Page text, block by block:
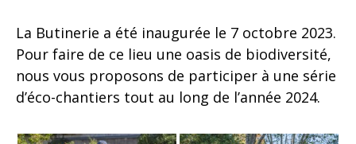
La Butinerie a été inaugurée le 7 octobre 2023.
Pour faire de ce lieu une oasis de biodiversité,
nous vous proposons de participer à une série
d’éco-chantiers tout au long de l’année 2024.